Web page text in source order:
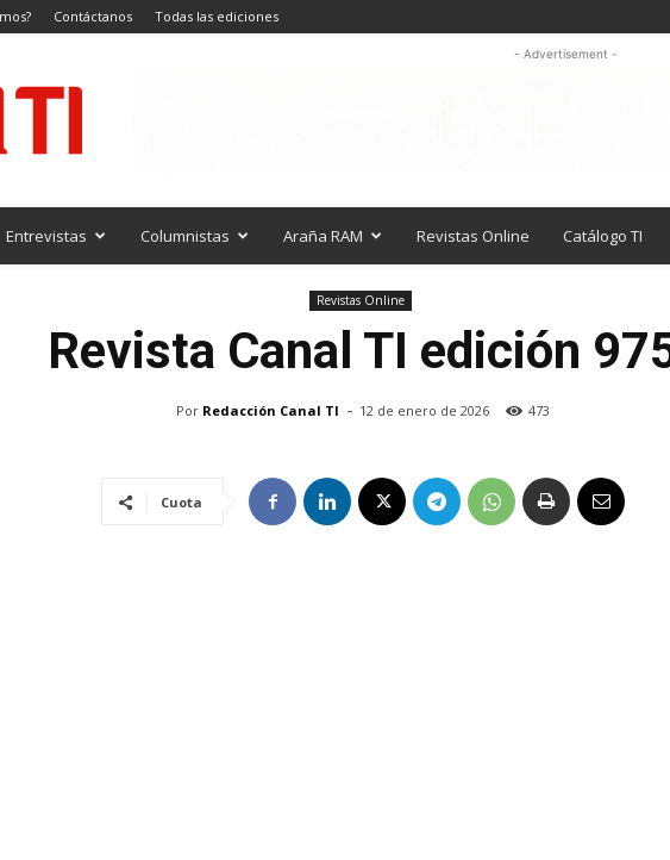
Contáctanos Todas las ediciones
- Advertisement -
Entrevistas Columnistas Araña RAM Revistas Online Catálogo TI
Revistas Online
Revista Canal TI edición
Por Redacción Canal TI - 12 de enero de 2026 473
Cuota